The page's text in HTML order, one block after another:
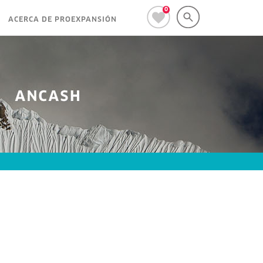
0
ACERCA DE PROEXPANSIÓN